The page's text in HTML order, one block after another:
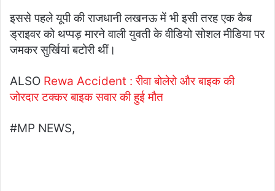
इससे पहले यूपी की राजधानी लखनऊ में भी इसी तरह एक कैब
ड्राइवर को थप्पड़ मारने वाली युवती के वीडियो सोशल मीडिया पर
जमकर सुर्खियां बटोरी थीं।
ALSO Rewa Accident : रीवा बोलेरो और बाइक की
जोरदार टक्कर बाइक सवार की हुई मौत
#MP NEWS,